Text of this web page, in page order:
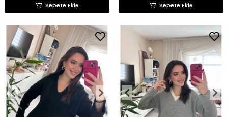
Sepete Ekle Sepete Ekle